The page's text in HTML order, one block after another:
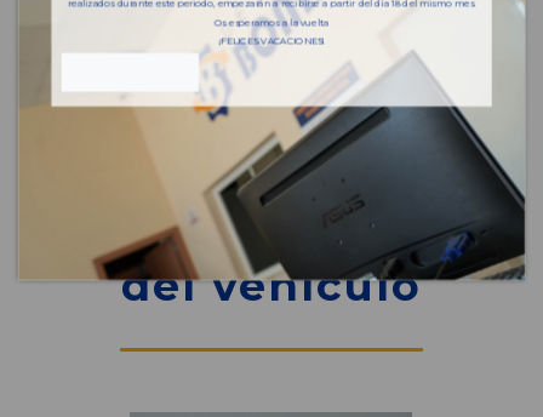
Piezas almacenadas
del vehículo
realizados durante este periodo, empezarán a recibirse a partir del día 18 del mismo mes.
Os esperamos a la vuelta
¡FELICES VACACIONES!